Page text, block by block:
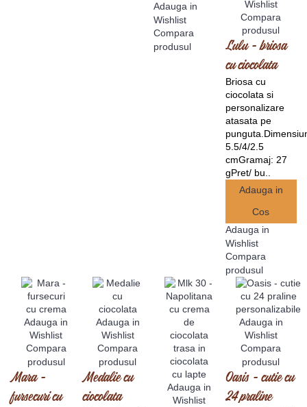
Adauga in
Wishlist
Compara
produsul
Wishlist
Compara
produsul
Lulu - briosa
cu ciocolata
Briosa cu
ciocolata si
personalizare
atasata pe
5.5/4/2.5
cmGramaj: 27
gPret/ bu..
Adauga in
Cos
Adauga in
Wishlist
Compara
produsul
Adauga in
Wishlist
Compara
produsul
Mara -
fursecuri cu
Adauga in
Wishlist
Compara
produsul
Medalie cu
ciocolata
Adauga in
Wishlist
Adauga in
Wishlist
Compara
produsul
Oasis - cutie cu
24 praline